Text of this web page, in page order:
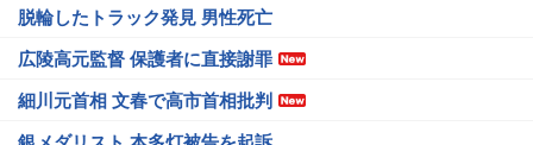
脱輪したトラック発見 男性死亡
広陵高元監督 保護者に直接謝罪
細川元首相 文春で高市首相批判